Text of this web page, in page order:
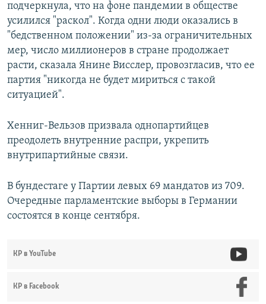
подчеркнула, что на фоне пандемии в обществе
усилился "раскол". Когда одни люди оказались в
"бедственном положении" из-за ограничительных
мер, число миллионеров в стране продолжает
расти, сказала Янине Висслер, провозгласив, что ее
партия "никогда не будет мириться с такой
ситуацией".
Хенниг-Вельзов призвала однопартийцев
преодолеть внутренние распри, укрепить
внутрипартийные связи.
В бундестаге у Партии левых 69 мандатов из 709.
Очередные парламентские выборы в Германии
состоятся в конце сентября.
КР в YouTube
КР в Facebook